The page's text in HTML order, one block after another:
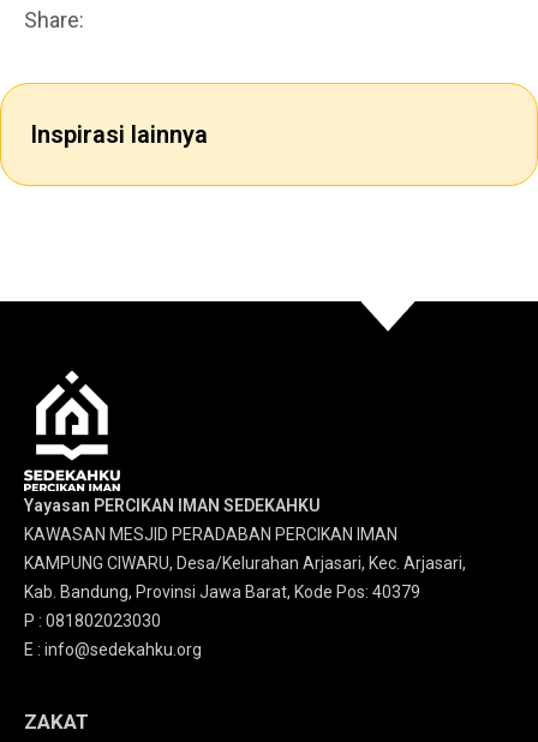
Share:
Inspirasi lainnya
Yayasan PERCIKAN IMAN SEDEKAHKU
KAWASAN MESJID PERADABAN PERCIKAN IMAN
KAMPUNG CIWARU, Desa/Kelurahan Arjasari, Kec. Arjasari,
Kab. Bandung, Provinsi Jawa Barat, Kode Pos: 40379
P : 081802023030
E : info@sedekahku.org
ZAKAT